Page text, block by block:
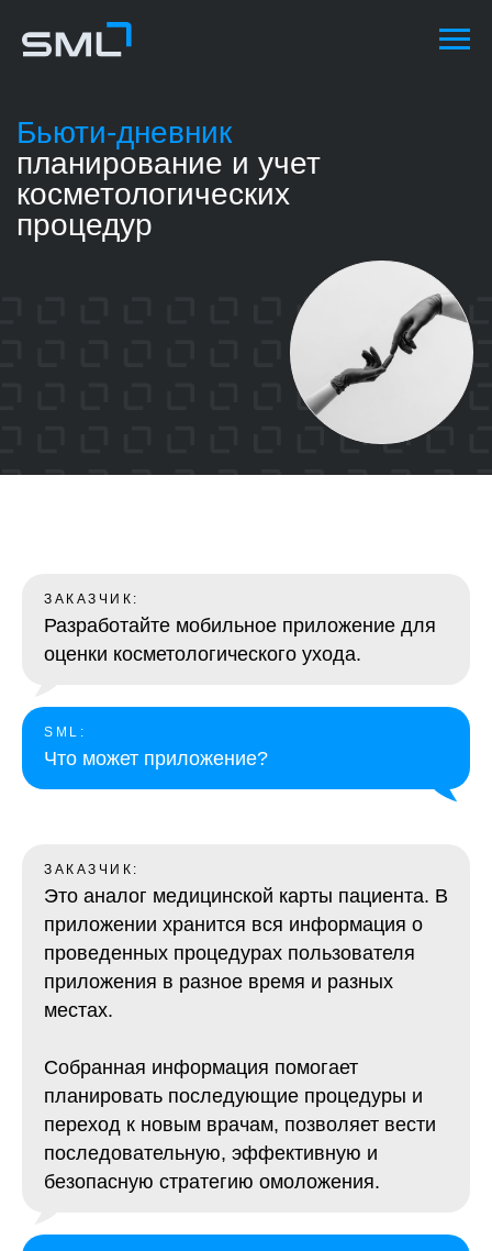
Бьюти-дневник
планирование и учет
косметологических
процедур
ЗАКАЗЧИК:
Разработайте мобильное приложение для
оценки косметологического ухода.
SML:
Что может приложение?
ЗАКАЗЧИК:
Это аналог медицинской карты пациента. В
приложении хранится вся информация о
проведенных процедурах пользователя
приложения в разное время и разных
местах.
Собранная информация помогает
планировать последующие процедуры и
переход к новым врачам, позволяет вести
последовательную, эффективную и
безопасную стратегию омоложения.